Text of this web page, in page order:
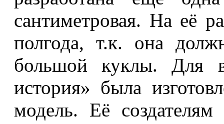
сантиметровая. На её
полгода, т.к. она
большой куклы. Для
история» была
модель. Её